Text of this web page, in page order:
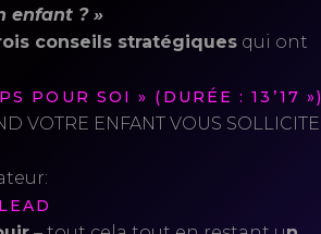
enfant ? »
conseils stratégiques qui ont
POUR SOI » (DURÉE : 13’17 »)
VOTRE ENFANT VOUS SOLLICITE